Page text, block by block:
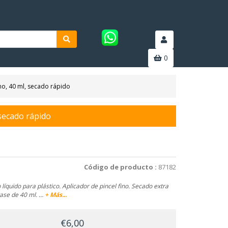
0
40 ml, secado rápido
rápido
Código de producto : 87182
líquido para plástico. Aplicador de pincel fino. Secado extra
de 40 ml. … + Más...
€6,00